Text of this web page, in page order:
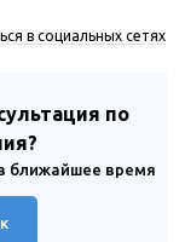
в социальных сетях
по
ближайшее время